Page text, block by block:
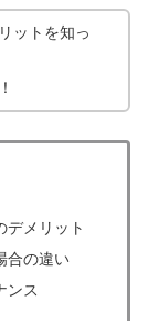
ットを知っ
デメリット
合の違い
ンス